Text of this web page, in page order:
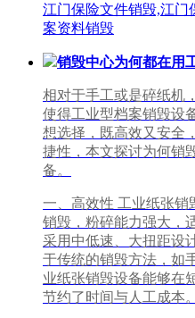
江门保险文件销毁,江门
案资料销毁
销毁中心为何都在用
相对于手工或是碎纸机
使得工业型档案销毁设
想选择，既高效又安全
捷性，本文探讨为何销
备。
一、高效性 工业纸张销
销毁，粉碎能力强大，
采用中低速、大扭距设
于传统的销毁方法，如
业纸张销毁设备能够在
节约了时间与人工成本。